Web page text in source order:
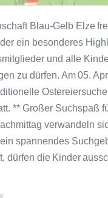
Blau-Gelb Elze
ein besonderes
und alle
zu dürfen. Am 05.
** Großer Suchspaß
verwandeln
spannendes
dürfen die Kinder